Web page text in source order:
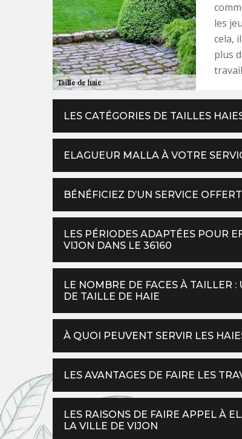
les
cela,
plus
LES CATÉGORIES DE TAILLES
ELAGUEUR MALLA À VOTRE
BÉNÉFICIEZ D’UN SERVICE
LES PÉRIODES ADAPTÉES POUR
VIJON DANS LE 36160
LE NOMBRE DE FACES À TAILLER
DE TAILLE DE HAIE
À QUOI PEUVENT SERVIR LES
LES AVANTAGES DE FAIRE LES
LES RAISONS DE FAIRE APPEL À
LA VILLE DE VIJON